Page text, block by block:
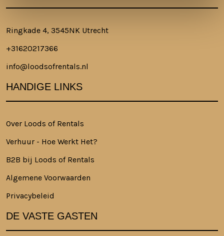
Ringkade 4, 3545NK Utrecht
+31620217366
info@loodsofrentals.nl
HANDIGE LINKS
Over Loods of Rentals
Verhuur - Hoe Werkt Het?
B2B bij Loods of Rentals
Algemene Voorwaarden
Privacybeleid
DE VASTE GASTEN